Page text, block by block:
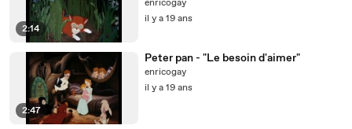
2:14
enricogay
il y a 19 ans
2:47
Peter pan - "Le besoin d'aimer"
enricogay
il y a 19 ans